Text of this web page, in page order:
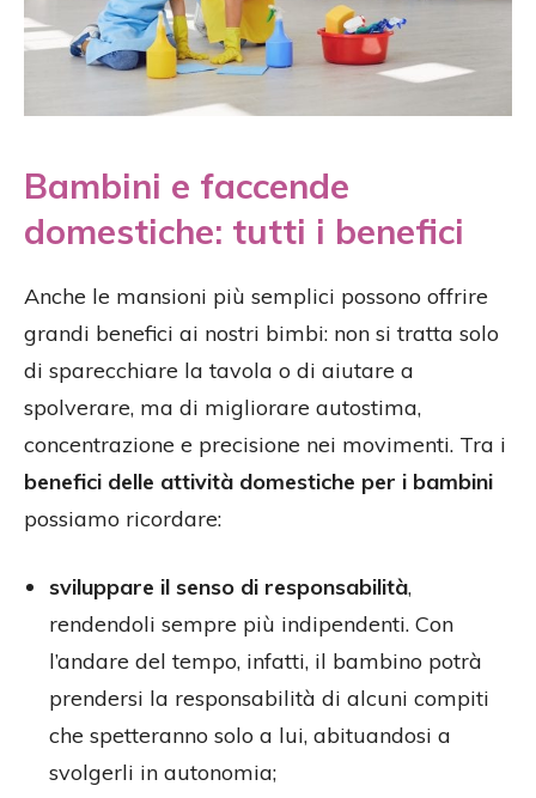
Bambini e faccende
domestiche: tutti i benefici
Anche le mansioni più semplici possono offrire
grandi benefici ai nostri bimbi: non si tratta solo
di sparecchiare la tavola o di aiutare a
spolverare, ma di migliorare autostima,
concentrazione e precisione nei movimenti. Tra i
benefici delle attività domestiche per i bambini
possiamo ricordare:
sviluppare il senso di responsabilità,
rendendoli sempre più indipendenti. Con
l’andare del tempo, infatti, il bambino potrà
prendersi la responsabilità di alcuni compiti
che spetteranno solo a lui, abituandosi a
svolgerli in autonomia;